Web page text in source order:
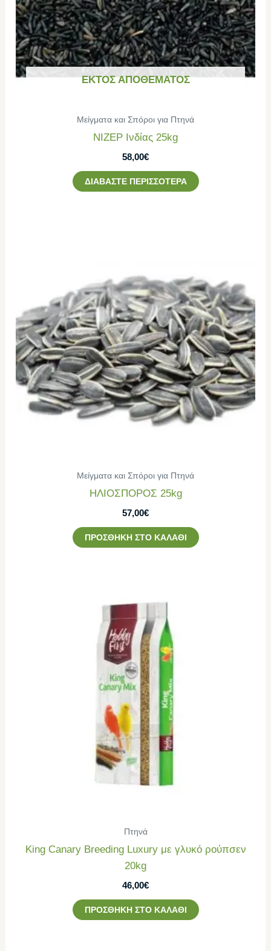
ΕΚΤΌΣ ΑΠΟΘΈΜΑΤΟΣ
Μείγματα και Σπόροι για Πτηνά
ΝΙΖΕΡ Ινδίας 25kg
58,00€
ΔΙΑΒΆΣΤΕ ΠΕΡΙΣΣΌΤΕΡΑ
Μείγματα και Σπόροι για Πτηνά
ΗΛΙΟΣΠΟΡΟΣ 25kg
57,00€
ΠΡΟΣΘΉΚΗ ΣΤΟ ΚΑΛΆΘΙ
Πτηνά
King Canary Breeding Luxury με γλυκό ρούπσεν
20kg
46,00€
ΠΡΟΣΘΉΚΗ ΣΤΟ ΚΑΛΆΘΙ